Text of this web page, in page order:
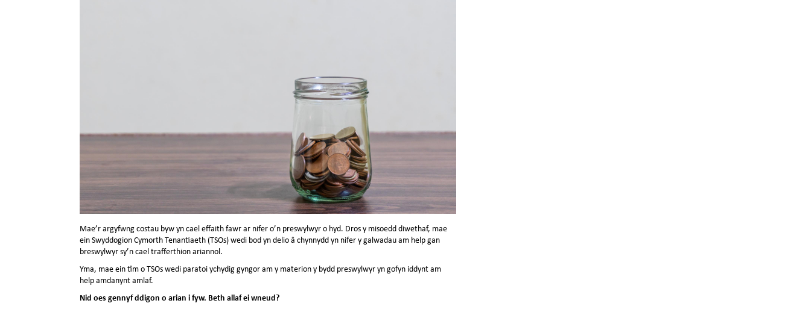
Mae’r argyfwng costau byw yn cael effaith fawr ar nifer o’n preswylwyr o hyd. Dros y misoedd diwethaf, mae
ein Swyddogion Cymorth Tenantiaeth (TSOs) wedi bod yn delio â chynnydd yn nifer y galwadau am help gan
breswylwyr sy’n cael trafferthion ariannol.
Yma, mae ein tîm o TSOs wedi paratoi ychydig gyngor am y materion y bydd preswylwyr yn gofyn iddynt am
help amdanynt amlaf.
Nid oes gennyf ddigon o arian i fyw. Beth allaf ei wneud?